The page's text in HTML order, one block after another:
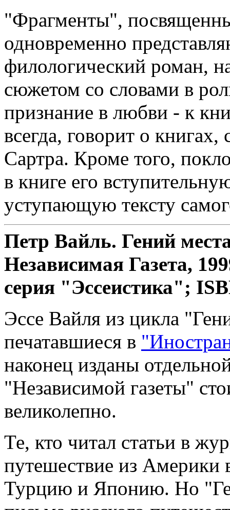
"Фрагменты",
одновременно
филологический роман,
сюжетом со словами в
признание в любви - к
всегда, говорит о
Сартра. Кроме того,
в книге его
уступающую тексту
Петр Вайль. Гений
Независимая Газета,
серия "Эссеистика";
Эссе Вайля из цикла
печатавшиеся в
наконец изданы
"Независимой газеты"
великолепно.
Те, кто читал статьи в
путешествие из Америки
Турцию и Японию. Но